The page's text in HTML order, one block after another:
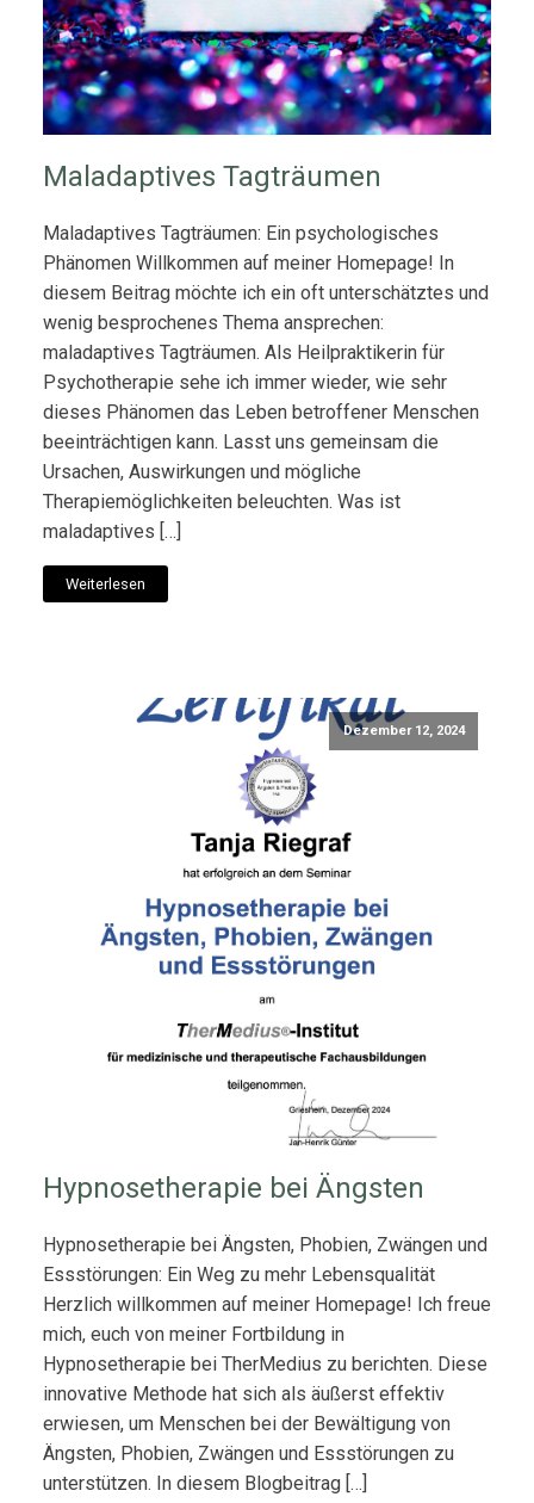
Maladaptives Tagträumen
Maladaptives Tagträumen: Ein psychologisches
Phänomen Willkommen auf meiner Homepage! In
diesem Beitrag möchte ich ein oft unterschätztes und
wenig besprochenes Thema ansprechen:
maladaptives Tagträumen. Als Heilpraktikerin für
Psychotherapie sehe ich immer wieder, wie sehr
dieses Phänomen das Leben betroffener Menschen
beeinträchtigen kann. Lasst uns gemeinsam die
Ursachen, Auswirkungen und mögliche
Therapiemöglichkeiten beleuchten. Was ist
maladaptives […]
Weiterlesen
Dezember 12, 2024
Hypnosetherapie bei Ängsten
Hypnosetherapie bei Ängsten, Phobien, Zwängen und
Essstörungen: Ein Weg zu mehr Lebensqualität
Herzlich willkommen auf meiner Homepage! Ich freue
mich, euch von meiner Fortbildung in
Hypnosetherapie bei TherMedius zu berichten. Diese
innovative Methode hat sich als äußerst effektiv
erwiesen, um Menschen bei der Bewältigung von
Ängsten, Phobien, Zwängen und Essstörungen zu
unterstützen. In diesem Blogbeitrag […]